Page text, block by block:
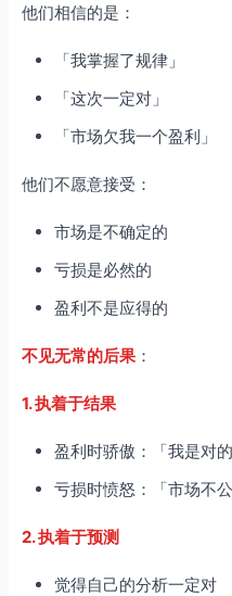
他们相信的是：
「我掌握了规律」
「这次一定对」
「市场欠我一个盈利」
他们不愿意接受：
市场是不确定的
亏损是必然的
盈利不是应得的
不见无常的后果 ：
1. 执着于结果
盈利时骄傲：「我是对的
亏损时愤怒：「市场不公
2. 执着于预测
觉得自己的分析一定对